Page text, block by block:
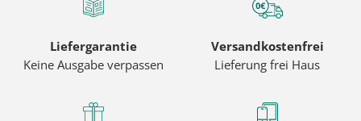
Liefergarantie
Keine Ausgabe verpassen
Versandkostenfrei
Lieferung frei Haus